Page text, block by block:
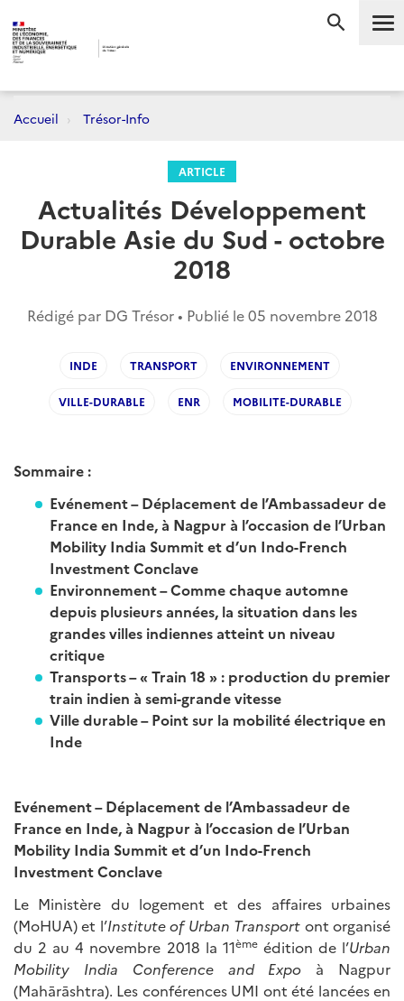
Accueil Trésor-Info
ARTICLE
Actualités Développement
Durable Asie du Sud - octobre
2018
Rédigé par DG Trésor • Publié le05 novembre 2018
INDE TRANSPORT ENVIRONNEMENT
VILLE-DURABLE ENR MOBILITE-DURABLE
Sommaire :
Evénement – Déplacement de l’Ambassadeur de
France en Inde, à Nagpur à l’occasion de l’Urban
Mobility India Summit et d’un Indo-French
Investment Conclave
Environnement – Comme chaque automne
depuis plusieurs années, la situation dans les
grandes villes indiennes atteint un niveau
critique
Transports – « Train 18 » : production du premier
train indien à semi-grande vitesse
Ville durable – Point sur la mobilité électrique en
Inde
Evénement – Déplacement de l’Ambassadeur de
France en Inde, à Nagpur à l’occasion de l’Urban
Mobility India Summit et d’un Indo-French
Investment Conclave
Le Ministère du logement et des affaires urbaines
(MoHUA) et l’Institute of Urban Transport ont organisé
du 2 au 4 novembre 2018 la 11èmeédition de l’Urban
Mobility India Conference and Expo à Nagpur
(Mahārāshtra). Les conférences UMI ont été lancées en